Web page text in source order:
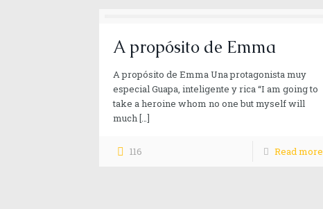
A propósito de Emma
A propósito de Emma Una protagonista muy
especial Guapa, inteligente y rica “I am going to
take a heroine whom no one but myself will
much[…]
116 Read more